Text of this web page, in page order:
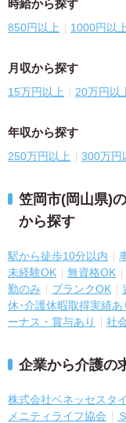
時給から探す
850円以上 1000円以上
月収から探す
15万円以上 20万円以
年収から探す
250万円以上 300万円
笠岡市(岡山県)
から探す
駅から徒歩10分以内
未経験OK
無資格OK
勤のみ
ブランクOK
休･介護休暇取得実績あ
ーナス・賞与あり
社
企業から介護の
株式会社ベネッセスタ
メニティライフ協会